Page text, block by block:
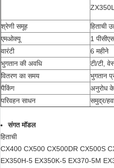
श्रेणी समूह
हिताची
एमओक्यू
1 पीसीएस
वारंटी
6 महीने
भुगतान की अवधि
टी/टी,
वितरण का समय
भुगतान
पैकिंग
अनुरोध
परिवहन साधन
समुद्र/
संगत मॉडल
हिताची
CX400 CX500 CX500DR CX500S
EX350H-5 EX350K-5 EX370-5M